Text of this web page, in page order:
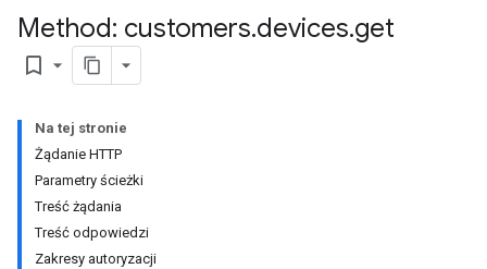
Method: customers.devices.get
bookmark_border
Na tej stronie
Żądanie HTTP
Parametry ścieżki
Treść żądania
Treść odpowiedzi
Zakresy autoryzacji